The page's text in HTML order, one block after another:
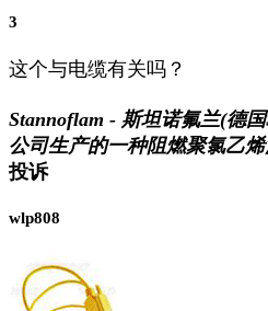
3
这个与电缆有关吗？
Stannoflam - 斯坦诺氟兰(德
公司生产的一种阻燃聚氯乙
投诉
wlp808